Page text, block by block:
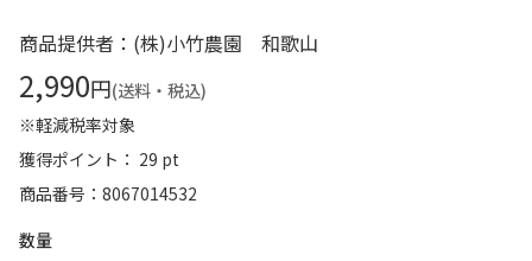
商品提供者：(株)小竹農園 和歌山
2,990円(送料・税込)
※軽減税率対象
獲得ポイント： 29 pt
商品番号
8067014532
数量